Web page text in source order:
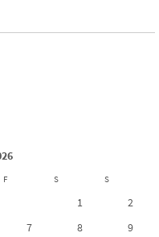
F S S
1
2
7 8
9